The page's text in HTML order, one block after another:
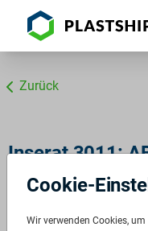
Zurück
Inserat 3011:
Cookie-
Wir verwenden Cookies,